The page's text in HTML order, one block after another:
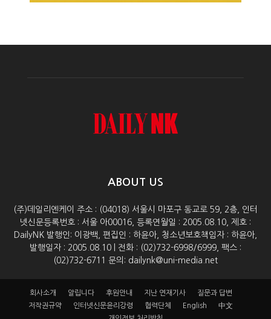
ABOUT US
(주)데일리엔케이 주소 : (04018) 서울시 마포구 동교로 59, 2층, 인터
넷신문등록번호 : 서울 아00016, 등록연월일 : 2005.08.10, 제호 :
DailyNK 발행인: 이광백, 편집인 : 하윤아, 청소년보호책임자 : 하윤아,
발행일자 : 2005.08.10 | 전화 : (02)732-6998/6999, 팩스 :
(02)732-6711 문의: dailynk@uni-media.net
회사소개 알립니다 후원안내 지난 연재기사
질문과 답변
저작권규약
인터넷신문윤리강령 협력단체 English
中文